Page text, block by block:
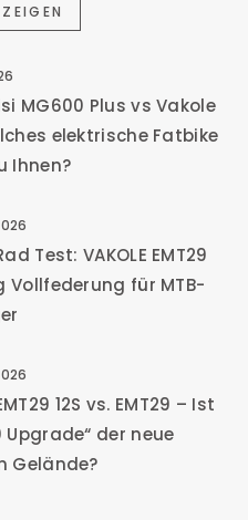
MG600 Plus vs Vakole
elektrische Fatbike
Ihnen?
Test: VAKOLE EMT29
Vollfederung für MTB-
12S vs. EMT29 – Ist
Upgrade“ der neue
Gelände?